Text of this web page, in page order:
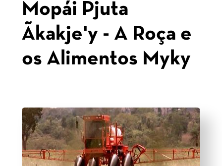
Mopái Pjuta
Ãkakje'y - A Roça e
os Alimentos Myky